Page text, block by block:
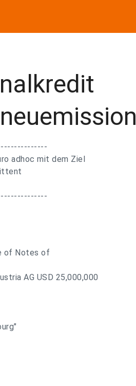
adhoc mit dem Ziel
of Notes of
AG USD 25,000,000